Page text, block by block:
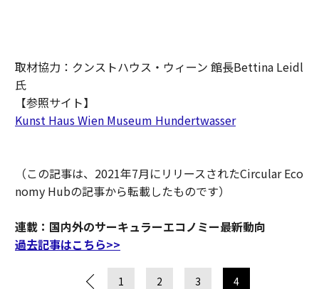
取材協力：クンストハウス・ウィーン 館長Bettina Leidl
氏
【参照サイト】
Kunst Haus Wien Museum Hundertwasser
（この記事は、2021年7月にリリースされたCircular Eco
nomy Hubの記事から転載したものです）
連載：国内外のサーキュラーエコノミー最新動向
過去記事はこちら>>
1 2 3 4